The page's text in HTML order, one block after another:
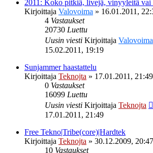
2011: Koko pitkiä, livejä, vinyyleitä vai
Kirjoittaja Valovoima » 16.01.2011,
4 Vastaukset
20730 Luettu
Uusin viesti Kirjoittaja Valovoima
15.02.2011, 19:19
Sunjammer haastattelu
Kirjoittaja Teknojta » 17.01.2011, 21:49
0 Vastaukset
16099 Luettu
Uusin viesti Kirjoittaja Teknojta
17.01.2011, 21:49
Free Tekno|Tribe(core)|Hardtek
Kirjoittaja Teknojta » 30.12.2009, 20:47
10 Vastaukset